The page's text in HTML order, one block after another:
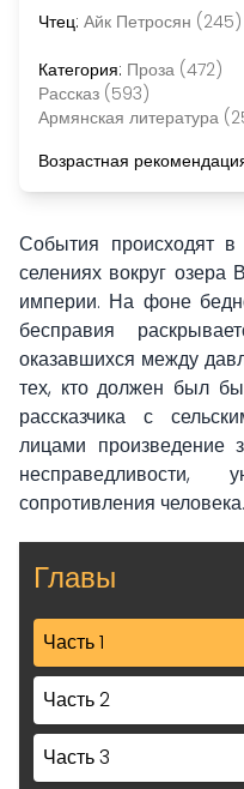
Чтец: Айк Петросян (245)
Категория: Проза (472)
Рассказ (593)
Армянская литература
Возрастная
События происходят
селениях вокруг озера
империи. На фоне
бесправия
оказавшихся между
тех, кто должен был
рассказчика с
лицами произведение
сопротивления человека.
Главы
Часть 1
Часть 2
Часть 3